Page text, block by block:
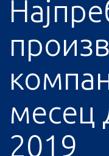
месец
2019